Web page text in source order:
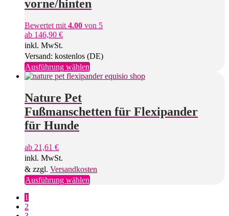
Optionen
auf
gewählt
werden
vorne/hinten
Bewertet mit 4.00 von 5
ab 146,90 €
inkl. MwSt.
Versand: kostenlos (DE)
Ausführung wählenDieses
Produkt
auf.
Produktseite
gewählt
werden
Nature Pet
Fußmanschetten für Flexipander
für Hunde
ab 21,61 €
inkl. MwSt.
& zzgl. Versandkosten
Ausführung wählenDieses
1
2